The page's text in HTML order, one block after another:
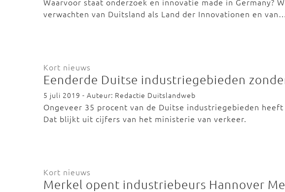
verwachten van Duitsland als Land der Innovationen en van…
Kort nieuws
Eenderde Duitse industriegebieden
5 juli 2019 - Auteur: Redactie Duitslandweb
Ongeveer 35 procent van de Duitse industriegebieden
Dat blijkt uit cijfers van het ministerie van verkeer.
Kort nieuws
Merkel opent industriebeurs Hannover